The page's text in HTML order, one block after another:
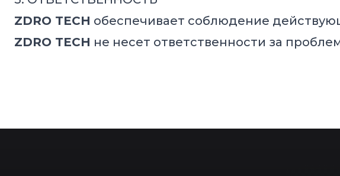
ZDRO TECH обеспечивает соблюдение
ZDRO TECH не несет ответственности за